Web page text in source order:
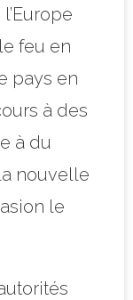
feu en
pays en
à des
à du
nouvelle
le